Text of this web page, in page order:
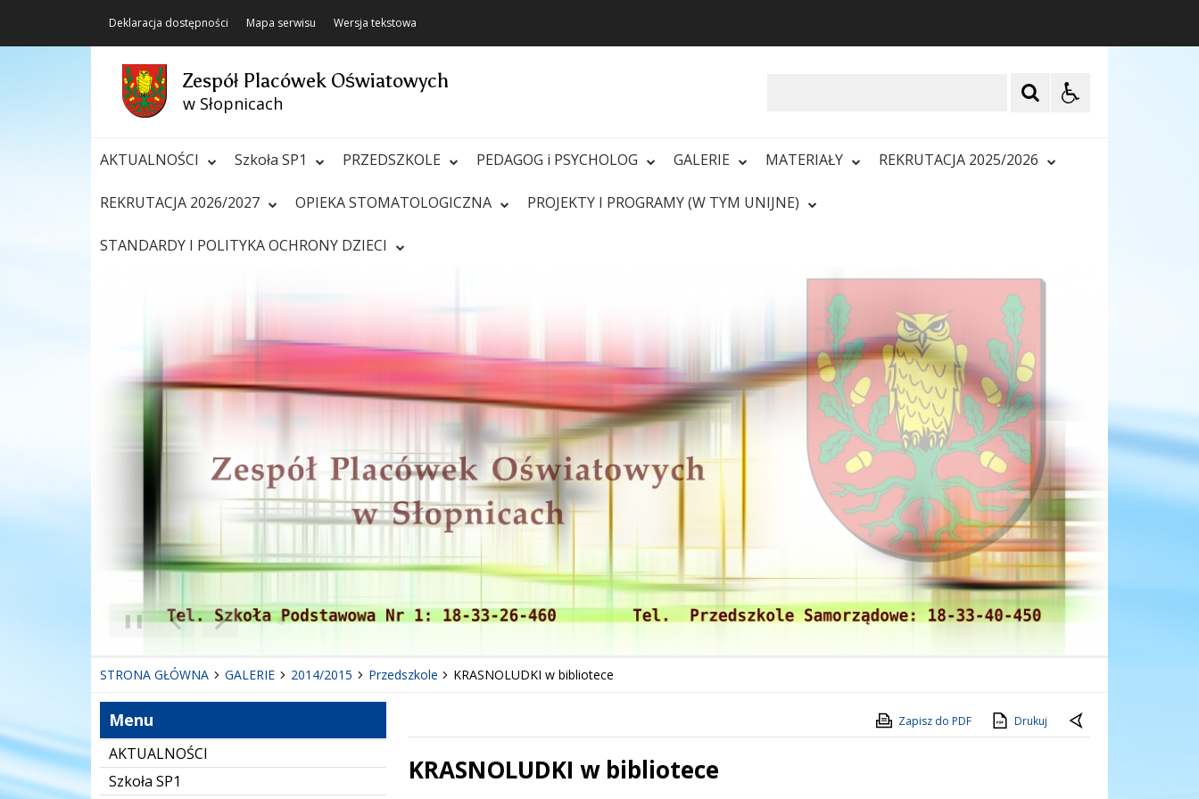
Deklaracja dostępności Mapa serwisu Wersja tekstowa
Zespół Placówek Oświatowych
w Słopnicach
AKTUALNOŚCI Szkoła SP1 PRZEDSZKOLE PEDAGOG i PSYCHOLOG GALERIE MATERIAŁY REKRUTACJA 2025/2026
REKRUTACJA 2026/2027 OPIEKA STOMATOLOGICZNA PROJEKTY I PROGRAMY (W TYM UNIJNE)
STANDARDY I POLITYKA OCHRONY DZIECI
Poprzedni Element
Następny Element
❚❚
STRONA GŁÓWNA GALERIE 2014/2015 Przedszkole KRASNOLUDKI w bibliotece
Menu
AKTUALNOŚCI
Szkoła SP1
Zapisz do PDF Drukuj
KRASNOLUDKI w bibliotece